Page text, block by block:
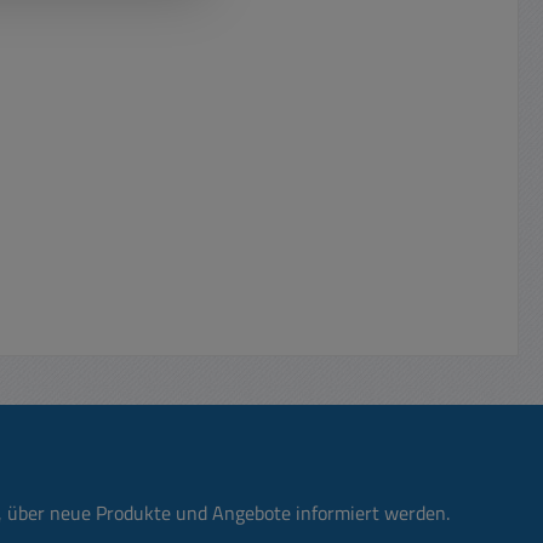
neue Produkte und Angebote informiert werden.